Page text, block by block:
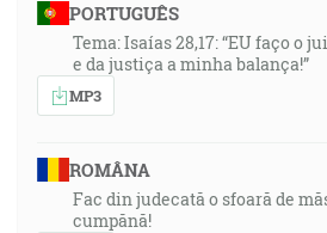
PORTUGUÊS
Tema: Isaías 28,17: “EU faço o
e da justiça a minha balança!”
MP3
ROMÂNA
Fac din judecată o sfoară de
cumpănă!